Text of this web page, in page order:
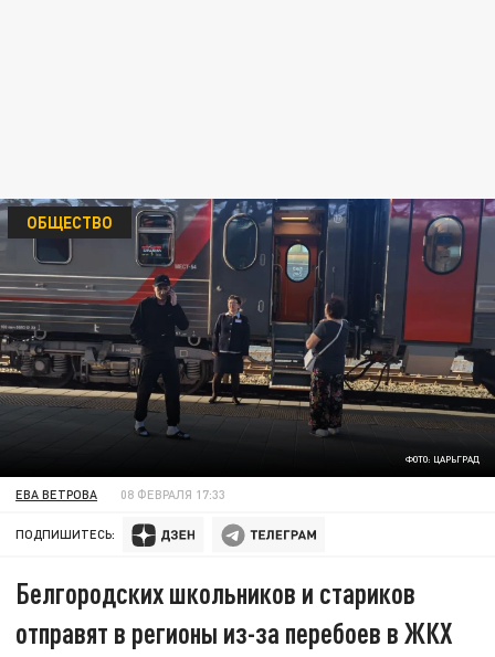
ФОТО: ЦАРЬГРАД
ОБЩЕСТВО
ЕВА ВЕТРОВА 08 ФЕВРАЛЯ 17:33
ПОДПИШИТЕСЬ:
Белгородских школьников и стариков
отправят в регионы из-за перебоев в ЖКХ